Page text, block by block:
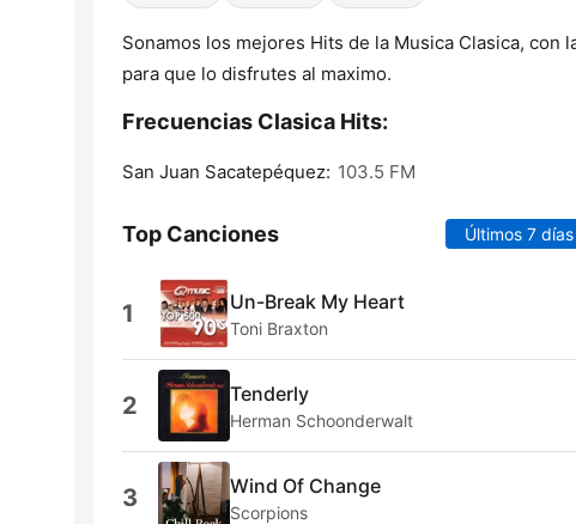
Sonamos los mejores Hits de la Musica Clasica, con
para que lo disfrutes al maximo.
Frecuencias Clasica Hits:
San Juan Sacatepéquez: 103.5 FM
Top Canciones Últimos 7 días
1 Un-Break My Heart
Toni Braxton
2 Tenderly
Herman Schoonderwalt
3 Wind Of Change
Scorpions